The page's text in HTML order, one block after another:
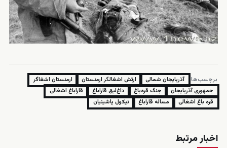
برچسب‌ها: آذربایجان شمالی ارتش اشغالگر ارمنستان
ارمنستان اشغاگر
جمهوری آذربایجان
جنگ قره‌باغ داغ‌لیق قاراباغ
قاراباغ اشغالی
قره باغ اشغالی
مساله قاراباغ نیکول پاشینیان
اخبار مرتبط